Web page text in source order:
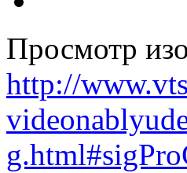
Просмотр
http://